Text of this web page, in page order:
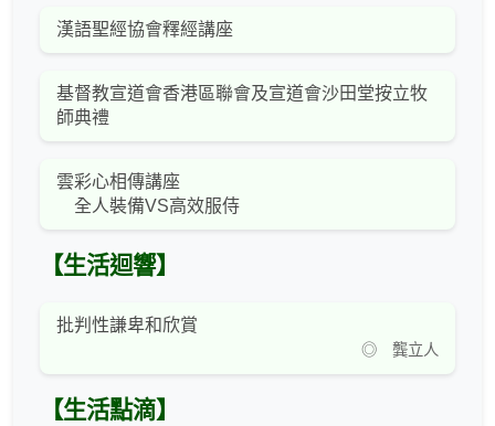
漢語聖經協會釋經講座
基督教宣道會香港區聯會及宣道會沙田堂按立牧
師典禮
雲彩心相傳講座
全人裝備VS高效服侍
【生活迴響】
批判性謙卑和欣賞
◎ 龔立人
【生活點滴】